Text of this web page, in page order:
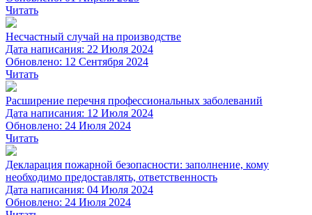
Читать
Несчастный случай на производстве
Дата написания: 22 Июля 2024
Обновлено: 12 Сентября 2024
Читать
Расширение перечня профессиональных заболеваний
Дата написания: 12 Июля 2024
Обновлено: 24 Июля 2024
Читать
Декларация пожарной безопасности: заполнение, кому
необходимо предоставлять, ответственность
Дата написания: 04 Июля 2024
Обновлено: 24 Июля 2024